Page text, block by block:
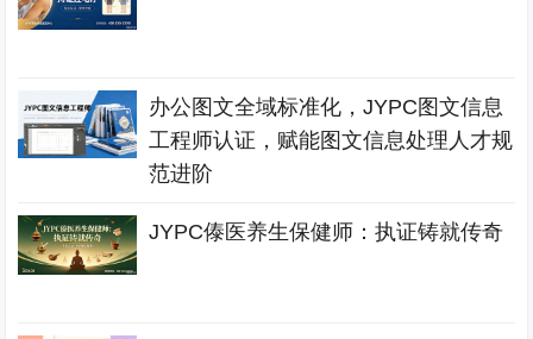
办公图文全域标准化，JYPC图文信息
工程师认证，赋能图文信息处理人才规
范进阶
JYPC傣医养生保健师：执证铸就传奇